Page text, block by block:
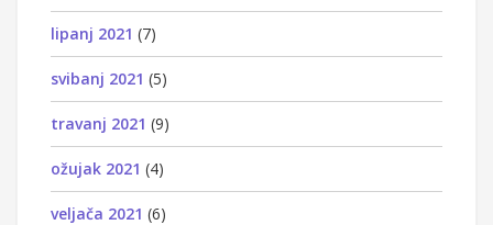
lipanj 2021 (7)
svibanj 2021 (5)
travanj 2021 (9)
ožujak 2021 (4)
veljača 2021 (6)